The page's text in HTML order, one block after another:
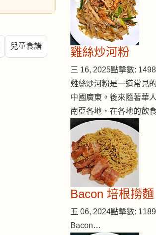
兒童食譜 雞絲炒河粉
三 16, 2025點擊數: 1498
雞絲炒河粉是一道常見
中國廣東。後來隨著華
南亞各地，在各地的飲
Bacon 培根撈麵
五 06, 2024點擊數: 1189
Bacon…